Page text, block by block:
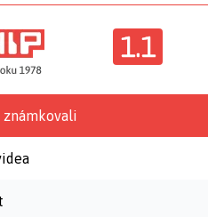
1.1
známkovali